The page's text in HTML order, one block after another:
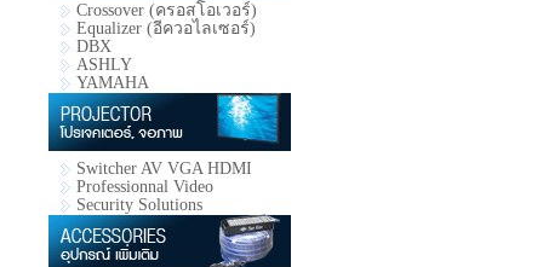
Crossover (ครอสโอเวอร์)
Equalizer (อีควอไลเซอร์)
DBX
ASHLY
YAMAHA
Switcher AV VGA HDMI
Professionnal Video
Security Solutions